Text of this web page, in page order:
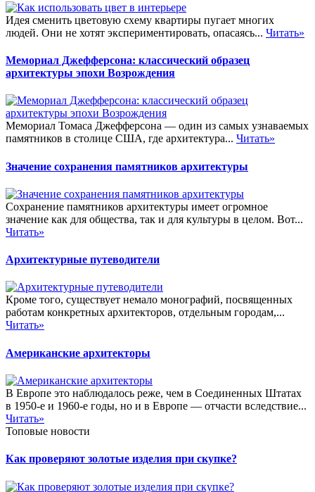
Идея сменить цветовую схему квартиры пугает многих
людей. Они не хотят экспериментировать, опасаясь... Читать»
Мемориал Джефферсона: классический образец
архитектуры эпохи Возрождения
Мемориал Томаса Джефферсона — один из самых узнаваемых
памятников в столице США, где архитектура... Читать»
Значение сохранения памятников архитектуры
Сохранение памятников архитектуры имеет огромное
значение как для общества, так и для культуры в целом. Вот...
Читать»
Архитектурные путеводители
Кроме того, существует немало монографий, посвященных
работам конкретных архитекторов, отдельным городам,...
Читать»
Американские архитекторы
В Европе это наблюдалось реже, чем в Соединенных Штатах
в 1950-е и 1960-е годы, но и в Европе — отчасти вследствие...
Читать»
Топовые новости
Как проверяют золотые изделия при скупке?